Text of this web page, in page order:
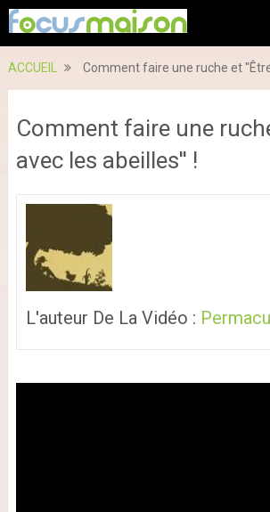
ACCUEIL Comment faire une ruche et
Comment faire une
avec les abeilles'' !
L'auteur De La Vidéo :